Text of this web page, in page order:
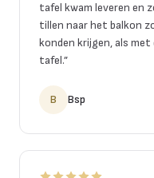
tafel kwam leveren en
tillen naar het balkon
konden krijgen, als met
tafel.”
B Bsp